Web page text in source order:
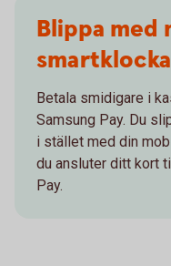
Blippa med
Betala smidigare i
Samsung Pay. Du
i stället med din
du ansluter ditt kort
Pay.